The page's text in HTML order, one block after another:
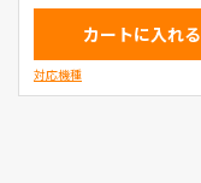
カートに入れる
対応機種